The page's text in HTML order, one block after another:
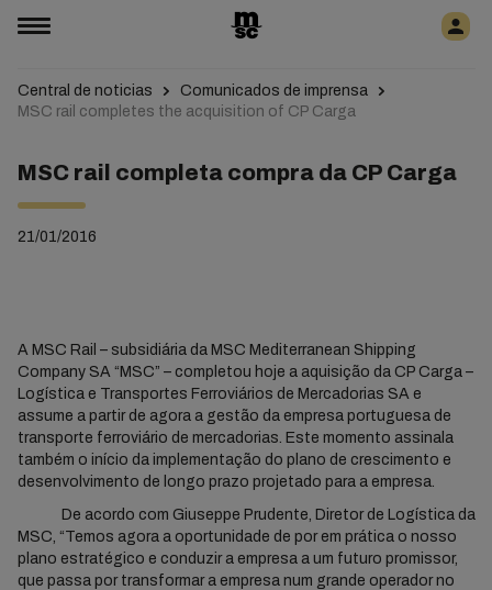
Central de noticias
Comunicados de imprensa
MSC rail completes the acquisition of CP Carga
MSC rail completa compra da CP Carga
21/01/2016
A MSC Rail – subsidiária da MSC Mediterranean Shipping
Company SA “MSC” – completou hoje a aquisição da CP Carga –
Logística e Transportes Ferroviários de Mercadorias SA e
assume a partir de agora a gestão da empresa portuguesa de
transporte ferroviário de mercadorias. Este momento assinala
também o início da implementação do plano de crescimento e
desenvolvimento de longo prazo projetado para a empresa.
De acordo com Giuseppe Prudente, Diretor de Logística da
MSC, “Temos agora a oportunidade de por em prática o nosso
plano estratégico e conduzir a empresa a um futuro promissor,
que passa por transformar a empresa num grande operador no